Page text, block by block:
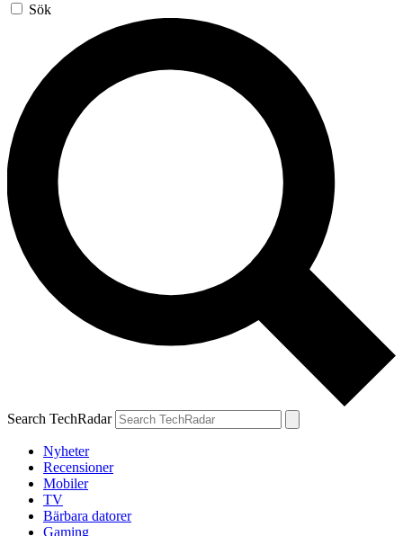
Sök
Search TechRadar
Nyheter
Recensioner
Mobiler
TV
Bärbara datorer
Gaming